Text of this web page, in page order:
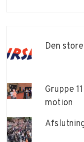
Den
Gruppe
motion